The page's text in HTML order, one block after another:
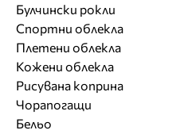
Булчински рокли
Спортни облекла
Плетени облекла
Кожени облекла
Рисувана коприна
Чорапогащи
Бельо